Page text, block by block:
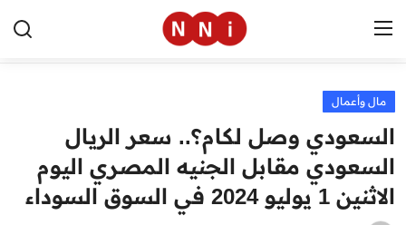
الرئيسية
اخبار مصر
العالم
مال وأعمال
السعودي وصل لكام؟.. سعر الريال
السعودي مقابل الجنيه المصري اليوم
الاثنين 1 يوليو 2024 في السوق السوداء